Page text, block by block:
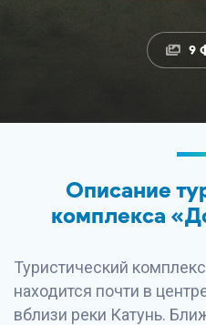
9
Описание
комплекса
Туристический
находится почти в
вблизи реки Катунь.